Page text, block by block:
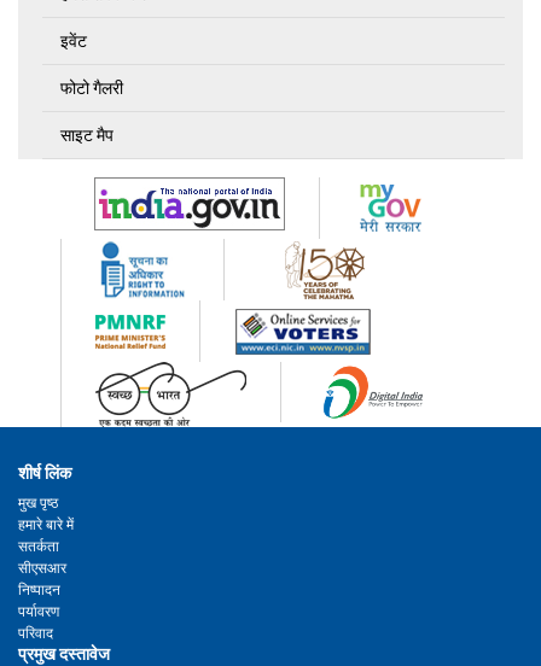
इवेंट
फोटो गैलरी
साइट मैप
शीर्ष लिंक
मुख पृष्ठ
हमारे बारे में
सतर्कता
सीएसआर
निष्पादन
पर्यावरण
परिवाद
प्रमुख दस्तावेज